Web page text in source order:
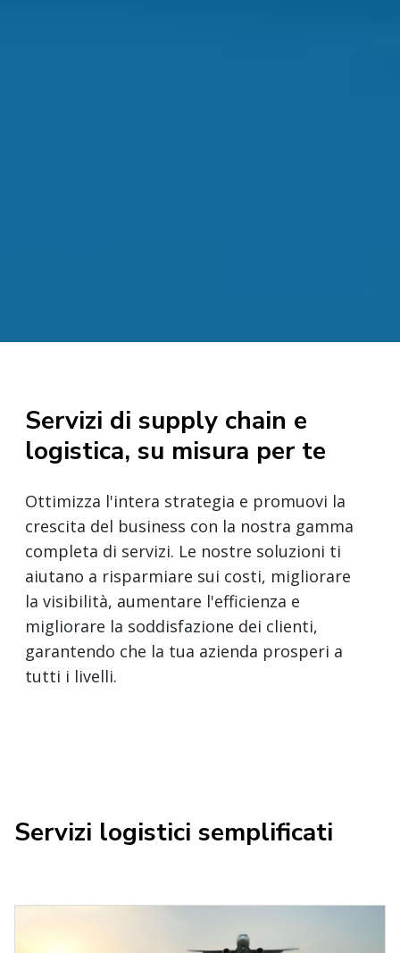
Servizi di supply chain e
logistica, su misura per te
Ottimizza l'intera strategia e promuovi la
crescita del business con la nostra gamma
completa di servizi. Le nostre soluzioni ti
aiutano a risparmiare sui costi, migliorare
la visibilità, aumentare l'efficienza e
migliorare la soddisfazione dei clienti,
garantendo che la tua azienda prosperi a
tutti i livelli.
Servizi logistici semplificati